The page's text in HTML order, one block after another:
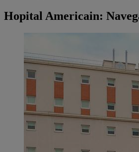
Hopital Americain: